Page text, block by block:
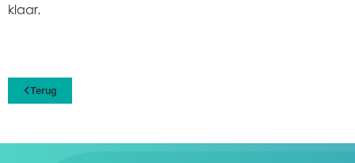
klaar.
Terug